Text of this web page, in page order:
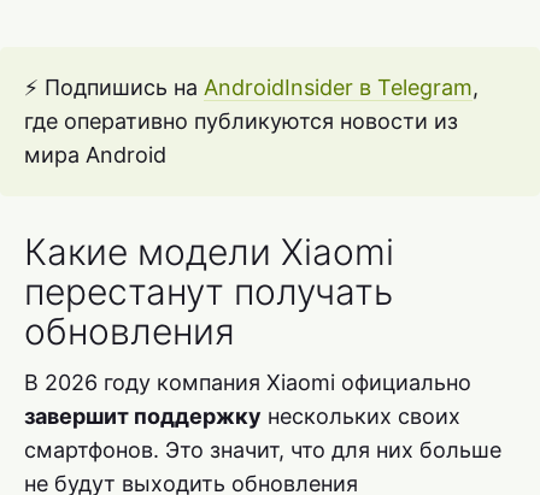
⚡️ Подпишись на AndroidInsider в Telegram,
где оперативно публикуются новости из
мира Android
Какие модели Xiaomi
перестанут получать
обновления
В 2026 году компания Xiaomi официально
завершит поддержку нескольких своих
смартфонов. Это значит, что для них больше
не будут выходить обновления